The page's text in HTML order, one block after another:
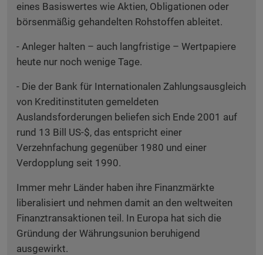
eines Basiswertes wie Aktien, Obligationen oder
börsenmäßig gehandelten Rohstoffen ableitet.
- Anleger halten – auch langfristige – Wertpapiere
heute nur noch wenige Tage.
- Die der Bank für Internationalen Zahlungsausgleich
von Kreditinstituten gemeldeten
Auslandsforderungen beliefen sich Ende 2001 auf
rund 13 Bill US-$, das entspricht einer
Verzehnfachung gegenüber 1980 und einer
Verdopplung seit 1990.
Immer mehr Länder haben ihre Finanzmärkte
liberalisiert und nehmen damit an den weltweiten
Finanztransaktionen teil. In Europa hat sich die
Gründung der Währungsunion beruhigend
ausgewirkt.